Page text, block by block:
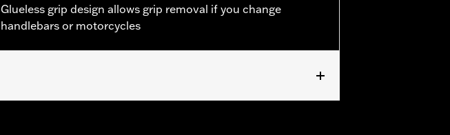
Glueless grip design allows grip removal if you change
handlebars or motorcycles